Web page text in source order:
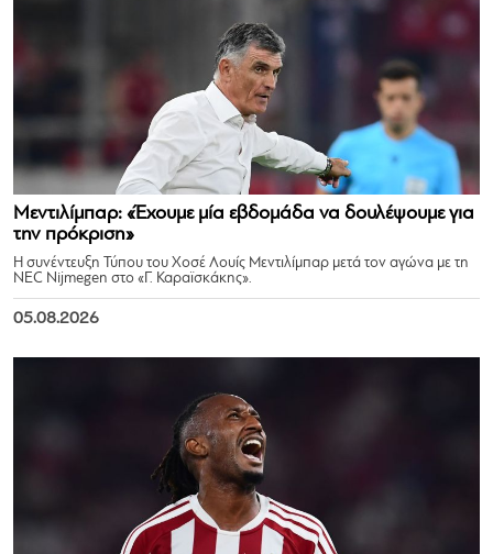
Μεντιλίμπαρ: «Έχουμε μία εβδομάδα να δουλέψουμε για
την πρόκριση»
Η συνέντευξη Τύπου του Χοσέ Λουίς Μεντιλίμπαρ μετά τον αγώνα με τη
NEC Nijmegen στο «Γ. Καραϊσκάκης».
05.08.2026